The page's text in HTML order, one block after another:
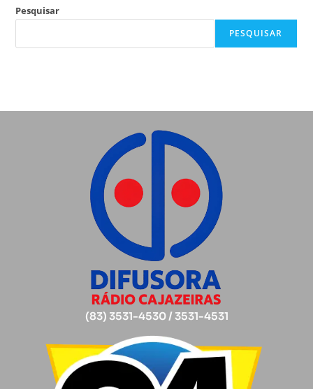
Pesquisar
PESQUISAR
(83) 3531-4530 / 3531-4531